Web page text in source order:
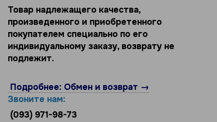
Товар надлежащего качества,
произведенного и приобретенного
покупателем специально по его
индивидуальному заказу, возврату не
подлежит.
Подробнее: Обмен и возврат →
Звоните нам:
(093) 971-98-73